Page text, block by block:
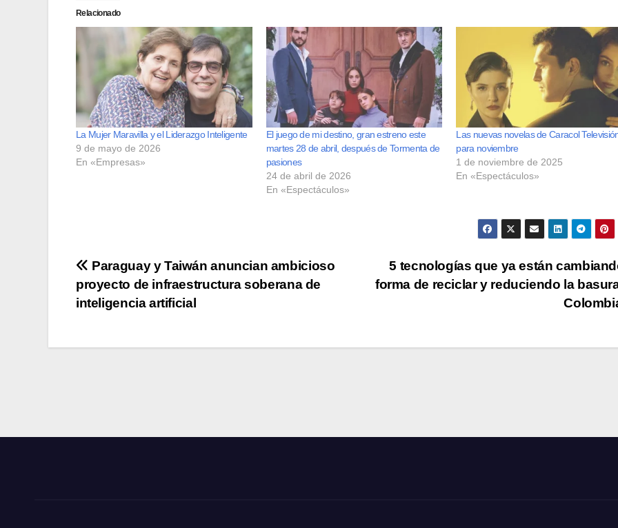
Relacionado
La Mujer Maravilla y el Liderazgo Inteligente
9 de mayo de 2026
En «Empresas»
El juego de mi destino, gran estreno este
martes 28 de abril, después de Tormenta de
pasiones
24 de abril de 2026
En «Espectáculos»
Las nuevas novelas de Caracol
para noviembre
1 de noviembre de 2025
En «Espectáculos»
Navegación
de
5 tecnologías que ya están
forma de reciclar y reduciendo la
Paraguay y Taiwán anuncian ambicioso
proyecto de infraestructura soberana de
inteligencia artificial